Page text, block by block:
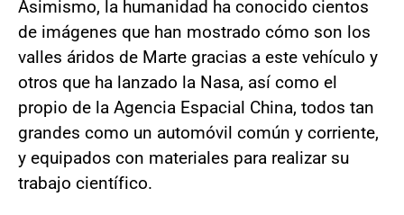
Asimismo, la humanidad ha conocido cientos
de imágenes que han mostrado cómo son los
valles áridos de Marte gracias a este vehículo y
otros que ha lanzado la Nasa, así como el
propio de la Agencia Espacial China, todos tan
grandes como un automóvil común y corriente,
y equipados con materiales para realizar su
trabajo científico.